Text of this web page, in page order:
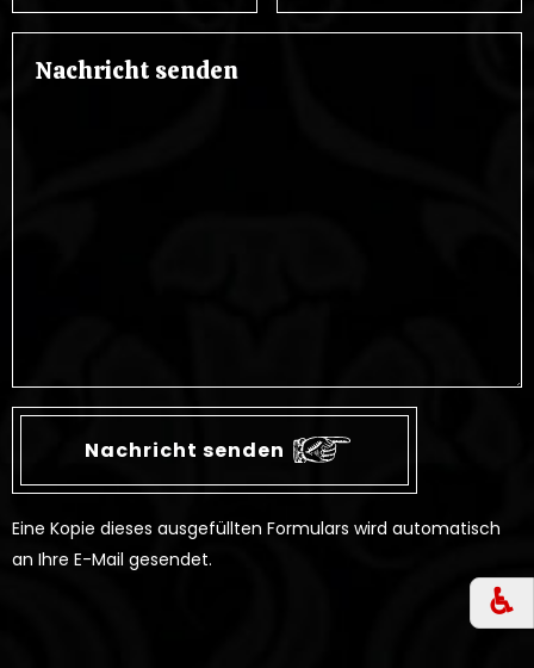
♿︎
Eine Kopie dieses ausgefüllten Formulars wird automatisch
an Ihre E-Mail gesendet.